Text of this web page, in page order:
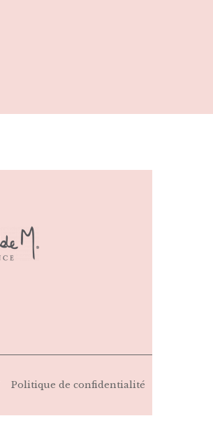
Politique de confidentialité